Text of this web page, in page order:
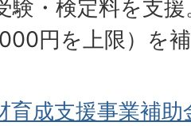
験・検定料を支
円を上限）を
育成支援事業補